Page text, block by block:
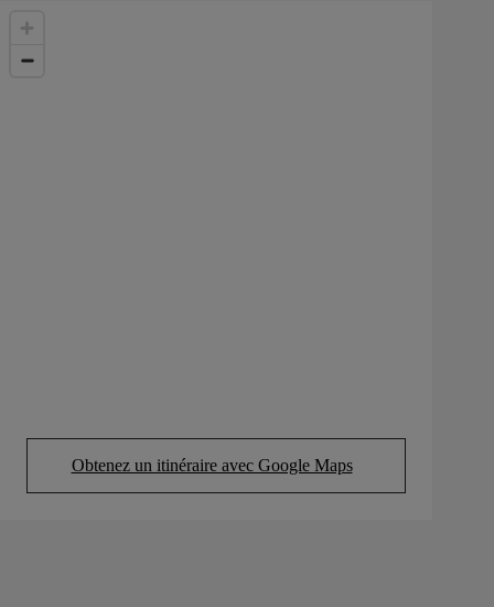
Obtenez un itinéraire avec Google Maps
(Opens in new tab)